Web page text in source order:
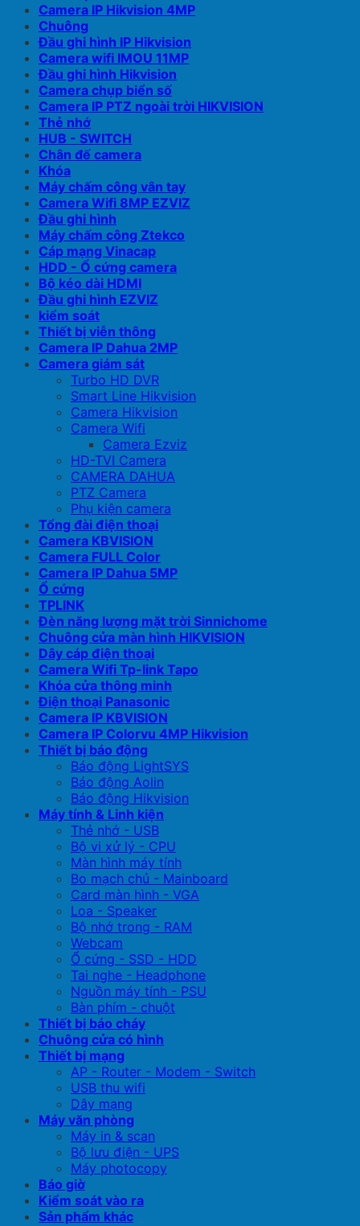
Camera IP Hikvision 4MP
Chuông
Đầu ghi hình IP Hikvision
Camera wifi IMOU 11MP
Đầu ghi hình Hikvision
Camera chụp biển số
Camera IP PTZ ngoài trời HIKVISION
Thẻ nhớ
HUB - SWITCH
Chân đế camera
Khóa
Máy chấm công vân tay
Camera Wifi 8MP EZVIZ
Đầu ghi hình
Máy chấm công Ztekco
Cáp mạng Vinacap
HDD - Ổ cứng camera
Bộ kéo dài HDMI
Đầu ghi hình EZVIZ
kiểm soát
Thiết bị viễn thông
Camera IP Dahua 2MP
Camera giám sát
Turbo HD DVR
Smart Line Hikvision
Camera Hikvision
Camera Wifi
Camera Ezviz
HD-TVI Camera
CAMERA DAHUA
PTZ Camera
Phụ kiện camera
Tổng đài điện thoại
Camera KBVISION
Camera FULL Color
Camera IP Dahua 5MP
Ổ cứng
TPLINK
Đèn năng lượng mặt trời Sinnichome
Chuông cửa màn hình HIKVISION
Dây cáp điện thoại
Camera Wifi Tp-link Tapo
Khóa cửa thông minh
Điện thoại Panasonic
Camera IP KBVISION
Camera IP Colorvu 4MP Hikvision
Thiết bị báo động
Báo động LightSYS
Báo động Aolin
Báo động Hikvision
Máy tính & Linh kiện
Thẻ nhớ - USB
Bộ vi xử lý - CPU
Màn hình máy tính
Bo mạch chủ - Mainboard
Card màn hình - VGA
Loa - Speaker
Bộ nhớ trong - RAM
Webcam
Ổ cứng - SSD - HDD
Tai nghe - Headphone
Nguồn máy tính - PSU
Bàn phím - chuột
Thiết bị báo cháy
Chuông cửa có hình
Thiết bị mạng
AP - Router - Modem - Switch
USB thu wifi
Dây mạng
Máy văn phòng
Máy in & scan
Bộ lưu điện - UPS
Máy photocopy
Báo giờ
Kiểm soát vào ra
Sản phẩm khác